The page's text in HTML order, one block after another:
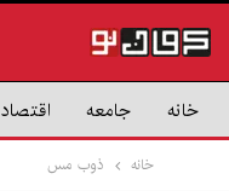
خانه جامعه اقتصاد
خانه ذوب مس